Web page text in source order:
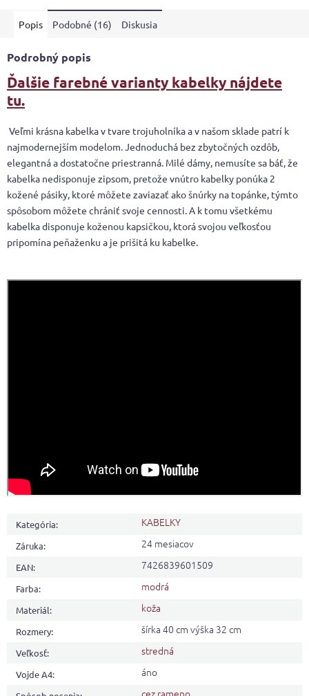
hviezdičiek.
Popis Podobné (16) Diskusia
Podrobný popis
Ďalšie farebné varianty kabelky nájdete
tu.
Veľmi krásna kabelka v tvare trojuholníka a v našom sklade patrí k
najmodernejším modelom. Jednoduchá bez zbytočných ozdôb,
elegantná a dostatočne priestranná. Milé dámy, nemusíte sa báť, že
kabelka nedisponuje zipsom, pretože vnútro kabelky ponúka 2
kožené pásiky, ktoré môžete zaviazať ako šnúrky na topánke, týmto
spôsobom môžete chrániť svoje cennosti. A k tomu všetkému
kabelka disponuje koženou kapsičkou, ktorá svojou veľkosťou
pripomína peňaženku a je prišitá ku kabelke.
Kategória: KABELKY
Záruka: 24 mesiacov
EAN: 7426839601509
Farba: modrá
Materiál: koža
Rozmery: šírka 40 cm výška 32 cm
Veľkosť: stredná
Vojde A4: áno